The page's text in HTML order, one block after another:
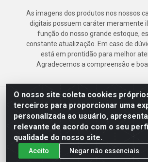
O nosso site coleta cookies
terceiros para proporcionar uma
personalizada ao usuário,
relevante de acordo com o seu
qualidade do nosso site.
Aceito Negar não essenciais
As imagens dos produtos nos nossos
digitais possuem caráter meramente
função do nosso grande estoque,
constante atualização. Em caso de
está em prontidão para melhor
Agradecemos a compreensão e
Deskontão Atacado - Av. Marechal
Imbiribeira - Recife/PE - CEP 51.150-001 -
57